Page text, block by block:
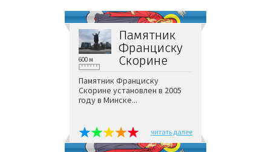
Памятник
Франциску
Скорине
600 м
Памятник Франциску
Скорине установлен в 2005
году в Минске...
читать далее